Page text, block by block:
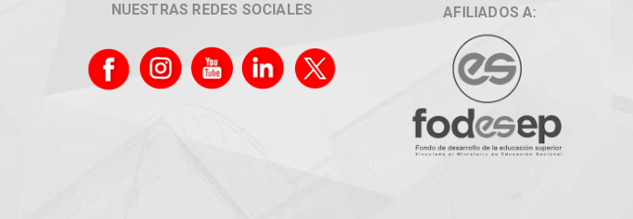
NUESTRAS REDES SOCIALES AFILIADOS A: